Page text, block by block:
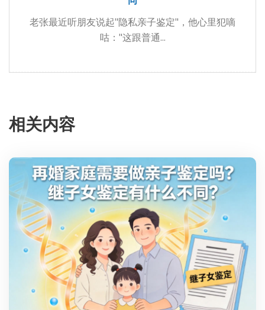
老张最近听朋友说起"隐私亲子鉴定"，他心里犯嘀
咕："这跟普通...
相关内容